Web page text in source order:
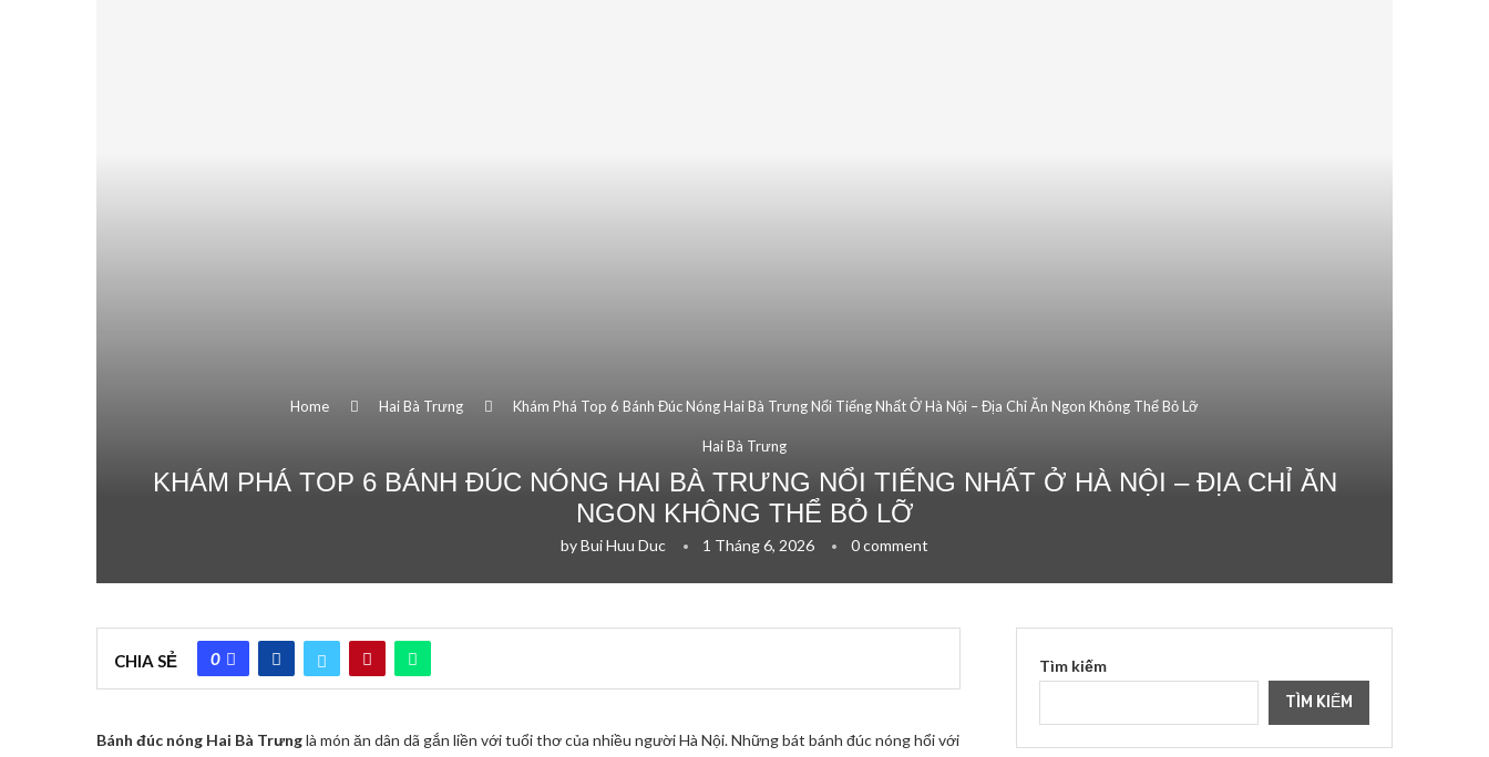
Home Hai Bà Trưng Khám Phá Top 6 Bánh Đúc Nóng Hai Bà Trưng Nổi Tiếng Nhất Ở Hà Nội – Địa Chỉ Ăn Ngon Không Thể Bỏ Lỡ
Hai Bà Trưng
KHÁM PHÁ TOP 6 BÁNH ĐÚC NÓNG HAI BÀ TRƯNG NỔI TIẾNG NHẤT Ở HÀ NỘI – ĐỊA CHỈ ĂN
NGON KHÔNG THỂ BỎ LỠ
byBui Huu Duc 1 Tháng 6, 2026 0 comment
CHIA SẺ 0
Bánh đúc nóng Hai Bà Trưnglà món ăn dân dã gắn liền với tuổi thơ của nhiều người Hà Nội. Những bát bánh đúc nóng hổi với
Tìm kiếm
TÌM KIẾM